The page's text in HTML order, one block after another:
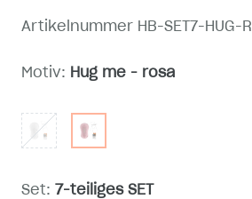
Artikelnummer HB-SET7-HUG-R
Motiv: Hug me - rosa
Set: 7-teiliges SET